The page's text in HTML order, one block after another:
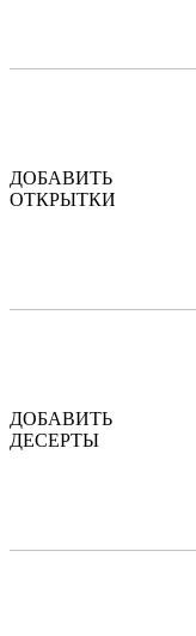
ДОБАВИТЬ
ОТКРЫТКИ
ДОБАВИТЬ
ДЕСЕРТЫ